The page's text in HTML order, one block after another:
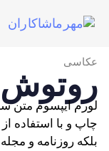
عکاسی
لورم ایپسوم متن
چاپ و با استفاده
بلکه روزنامه و